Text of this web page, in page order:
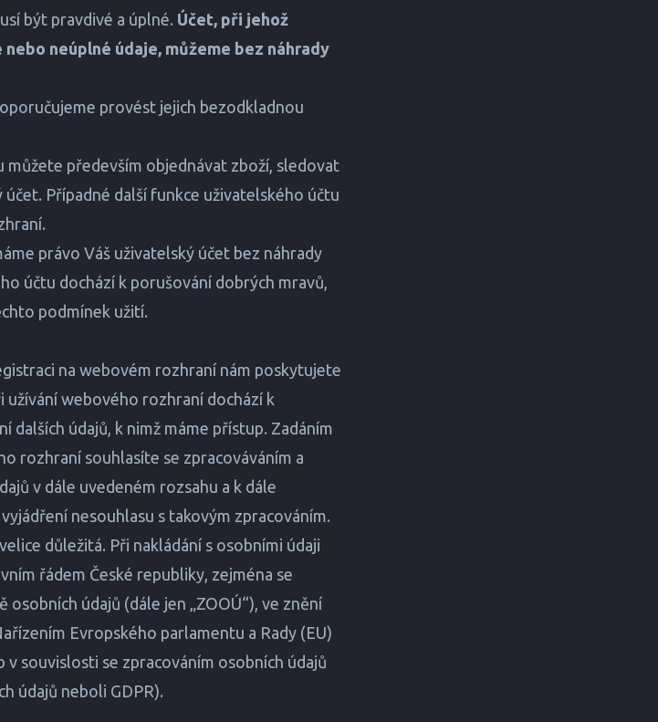
být pravdivé a úplné. Účet, při jehož
neúplné údaje, můžeme bez náhrady
provést jejich bezodkladnou
především objednávat zboží, sledovat
Případné další funkce uživatelského účtu
právo Váš uživatelský účet bez náhrady
účtu dochází k porušování dobrých mravů,
podmínek užití.
na webovém rozhraní nám poskytujete
užívání webového rozhraní dochází k
dalších údajů, k nimž máme přístup. Zadáním
rozhraní souhlasíte se zpracováváním a
v dále uvedeném rozsahu a k dále
nesouhlasu s takovým zpracováním.
důležitá. Při nakládání s osobními údaji
řádem České republiky, zejména se
osobních údajů (dále jen „ZOOÚ“), ve znění
Evropského parlamentu a Rady (EU)
souvislosti se zpracováním osobních údajů
údajů neboli GDPR).